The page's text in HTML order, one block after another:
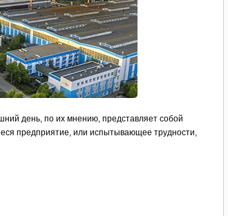
день, по их мнению, представляет собой
предприятие, или испытывающее трудности,